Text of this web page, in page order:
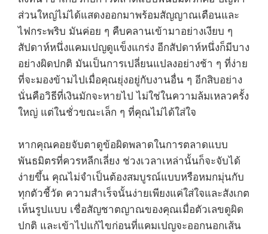
ส่วนใหญ่ไม่ได้แสดงออกมาพร้อมสัญญาณเตือนและ
ไฟกระพริบ มันค่อย ๆ คืบคลานเข้ามาอย่างเงียบ ๆ
สัปดาห์หนึ่งแคมเปญดูแข็งแกร่ง อีกสัปดาห์หนึ่งก็มีบาง
อย่างผิดปกติ มันเป็นการเปลี่ยนแปลงอย่างช้า ๆ ที่ง่าย
ที่จะมองข้ามไปเมื่อคุณยุ่งอยู่กับงานอื่น ๆ อีกสิบอย่าง
นั่นคือวิธีที่เงินมักจะหายไป ไม่ใช่ในความล้มเหลวครั้ง
ใหญ่ แต่ในชั่วขณะเล็ก ๆ ที่คุณไม่ได้ใส่ใจ
หากคุณคอยจับตาดูข้อผิดพลาดในการตลาดแบบ
พันธมิตรที่ควรหลีกเลี่ยง ช่วงเวลาเหล่านั้นก็จะจับได้
ง่ายขึ้น คุณไม่จำเป็นต้องสมบูรณ์แบบหรือหมกมุ่นกับ
ทุกตัวชี้วัด ความสำเร็จนั้นง่ายเพียงแค่ใส่ใจและสังเกต
เห็นรูปแบบ เชื่อสัญชาตญาณของคุณเมื่อตัวเลขดูผิด
ปกติ และเข้าไปแก้ไขก่อนที่แคมเปญจะออกนอกเส้น